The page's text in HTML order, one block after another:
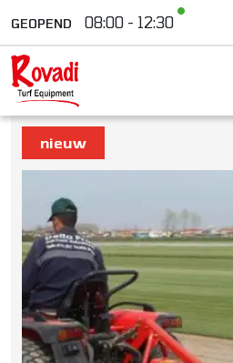
GEOPEND 08:00 - 12:30
nieuw